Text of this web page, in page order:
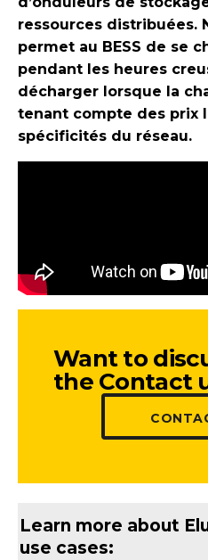
ressources distribuées.
permet au BESS de se
pendant les heures
décharger lorsque la
tenant compte des prix
spécificités du réseau.
Want to
the Contact
Learn more about
use cases: